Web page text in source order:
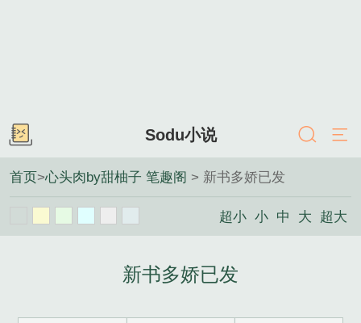
Sodu小说
首页>心头肉by甜柚子 笔趣阁 > 新书多娇已发
超小 小 中 大 超大
新书多娇已发